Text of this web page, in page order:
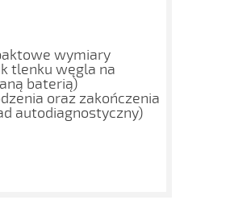
wymiary
tlenku węgla na
baterią)
oraz zakończenia
autodiagnostyczny)